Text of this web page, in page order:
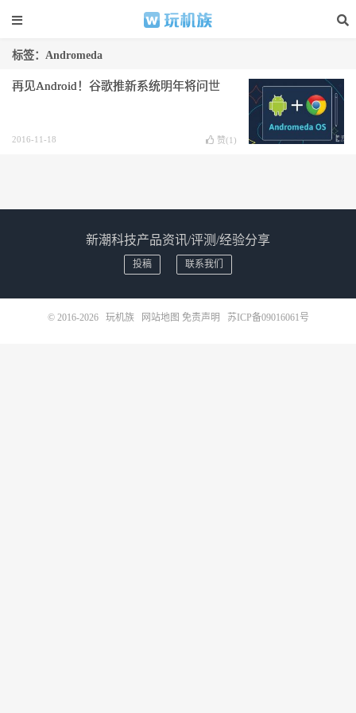
标签：Andromeda
再见Android！谷歌推新系统明年将问世
2016-11-18 赞(1 )
新潮科技产品资讯/评测/经验分享
投稿 联系我们
© 2016-2026 玩机族 网站地图 免责声明 苏ICP备09016061号